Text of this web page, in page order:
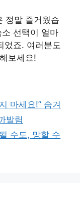
정말 즐거웠습
선택이 얼마
었죠. 여러분도
보세요!
마세요!” 숨겨
발림
수도, 망할 수